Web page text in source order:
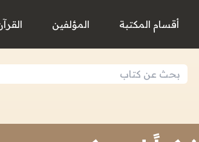
أقسام المكتبة المؤلفين